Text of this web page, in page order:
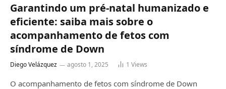
Garantindo um pré-natal humanizado e
eficiente: saiba mais sobre o
acompanhamento de fetos com
síndrome de Down
Diego Velázquez agosto 1, 2025 1 Views
O acompanhamento de fetos com síndrome de Down